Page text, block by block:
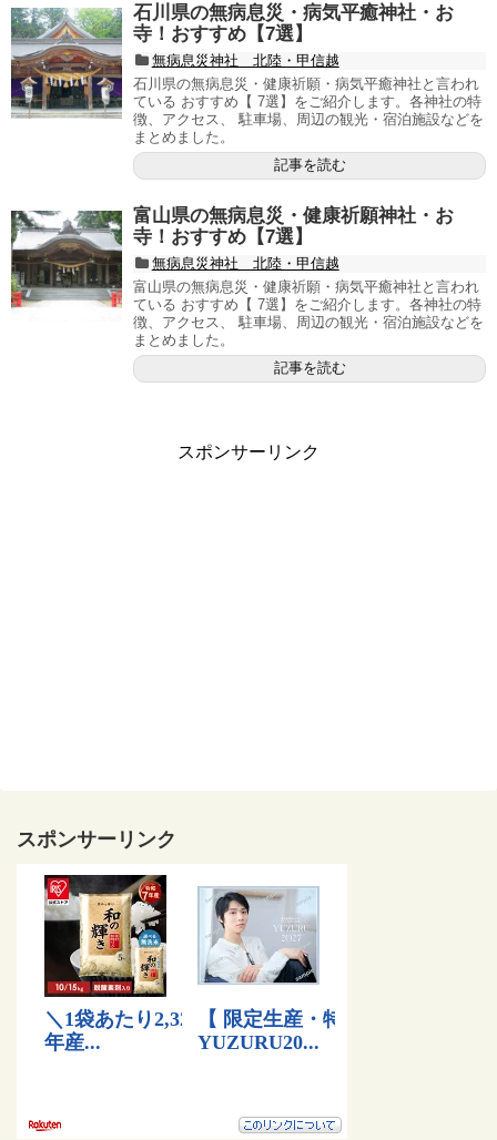
石川県の無病息災・病気平癒神社・お
寺！おすすめ【7選】
無病息災神社 北陸・甲信越
石川県の無病息災・健康祈願・病気平癒神社と言われ
ている おすすめ【 7選】をご紹介します。各神社の特
徴、アクセス、 駐車場、周辺の観光・宿泊施設などを
まとめました。
記事を読む
富山県の無病息災・健康祈願神社・お
寺！おすすめ【7選】
無病息災神社 北陸・甲信越
富山県の無病息災・健康祈願・病気平癒神社と言われ
ている おすすめ【 7選】をご紹介します。各神社の特
徴、アクセス、 駐車場、周辺の観光・宿泊施設などを
まとめました。
記事を読む
スポンサーリンク
スポンサーリンク